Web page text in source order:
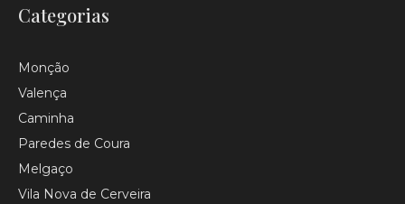
Categorias
Monção
Valença
Caminha
Paredes de Coura
Melgaço
Vila Nova de Cerveira